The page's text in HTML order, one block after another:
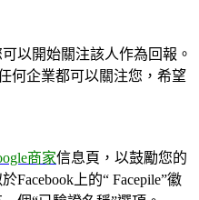
以開始關注該人作為回報。
何企業都可以關注您，希望
商家信息頁，以鼓勵您的
Facebook上的“ Facepile”徽